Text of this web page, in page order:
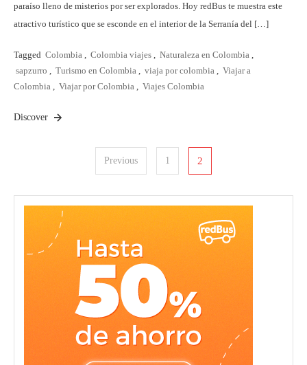
paraíso lleno de misterios por ser explorados. Hoy redBus te muestra este
atractivo turístico que se esconde en el interior de la Serranía del […]
Tagged Colombia , Colombia viajes , Naturaleza en Colombia ,
sapzurro , Turismo en Colombia , viaja por colombia , Viajar a
Colombia , Viajar por Colombia , Viajes Colombia
Discover
pagination
Previous 1 2